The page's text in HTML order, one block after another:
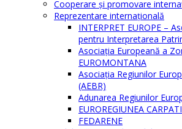
Cooperare şi promovare
Reprezentare internaţională
INTERPRET EUROPE –
pentru Interpretarea
Asociația Europeană a
EUROMONTANA
Asociația Regiunilor
(AEBR)
Adunarea Regiunilor
EUROREGIUNEA
FEDARENE